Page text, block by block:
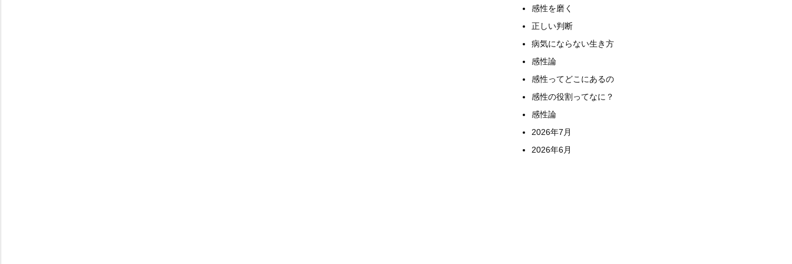
感性を磨く
正しい判断
病気にならない生き方
感性論
感性ってどこにあるの
感性の役割ってなに？
感性論
2026年7月
2026年6月